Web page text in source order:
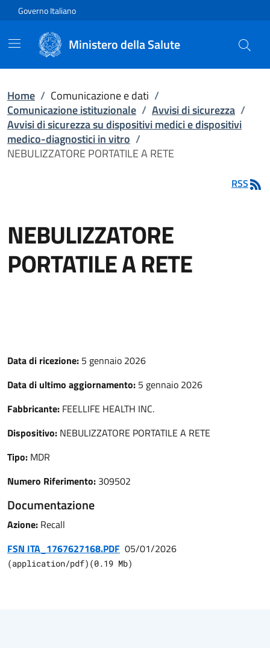
Vai direttamente al contenuto
Governo Italiano
Ministero della Salute
Home / Comunicazione e dati /
Comunicazione istituzionale / Avvisi di sicurezza /
Avvisi di sicurezza su dispositivi medici e dispositivi
medico-diagnostici in vitro /
NEBULIZZATORE PORTATILE A RETE
RSS
NEBULIZZATORE
PORTATILE A RETE
Data di ricezione: 5 gennaio 2026
Data di ultimo aggiornamento: 5 gennaio 2026
Fabbricante: FEELLIFE HEALTH INC.
Dispositivo: NEBULIZZATORE PORTATILE A RETE
Tipo: MDR
Numero Riferimento: 309502
Documentazione
Azione: Recall
FSN ITA_1767627168.PDF 05/01/2026
(application/pdf) (0.19 Mb)